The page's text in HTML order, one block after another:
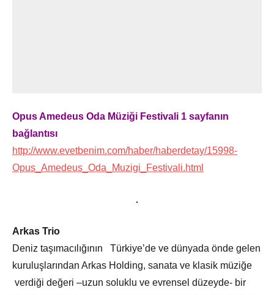
Opus Amedeus Oda Müziği Festivali 1 sayfanın
bağlantısı
http://www.evetbenim.com/haber/haberdetay/15998-
Opus_Amedeus_Oda_Muzigi_Festivali.html
Arkas Trio
Deniz taşımacılığının Türkiye’de ve dünyada önde gelen
kuruluşlarından Arkas Holding, sanata ve klasik müziğe
verdiği değeri –uzun soluklu ve evrensel düzeyde- bir